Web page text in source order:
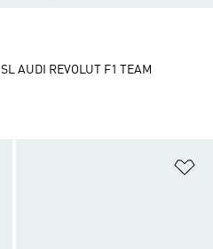
AUDI REVOLUT F1 TEAM